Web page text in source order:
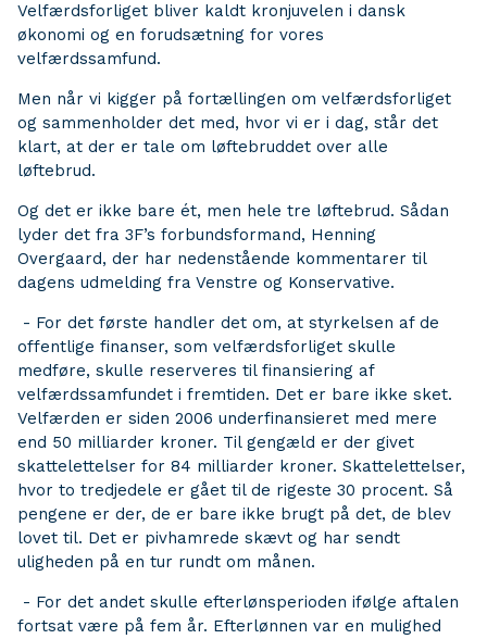
Velfærdsforliget bliver kaldt kronjuvelen i dansk
økonomi og en forudsætning for vores
velfærdssamfund.
Men når vi kigger på fortællingen om velfærdsforliget
og sammenholder det med, hvor vi er i dag, står det
klart, at der er tale om løftebruddet over alle
løftebrud.
Og det er ikke bare ét, men hele tre løftebrud. Sådan
lyder det fra 3F’s forbundsformand, Henning
Overgaard, der har nedenstående kommentarer til
dagens udmelding fra Venstre og Konservative.
- For det første handler det om, at styrkelsen af de
offentlige finanser, som velfærdsforliget skulle
medføre, skulle reserveres til finansiering af
velfærdssamfundet i fremtiden. Det er bare ikke sket.
Velfærden er siden 2006 underfinansieret med mere
end 50 milliarder kroner. Til gengæld er der givet
skattelettelser for 84 milliarder kroner. Skattelettelser,
hvor to tredjedele er gået til de rigeste 30 procent. Så
pengene er der, de er bare ikke brugt på det, de blev
lovet til. Det er pivhamrede skævt og har sendt
uligheden på en tur rundt om månen.
- For det andet skulle efterlønsperioden ifølge aftalen
fortsat være på fem år. Efterlønnen var en mulighed